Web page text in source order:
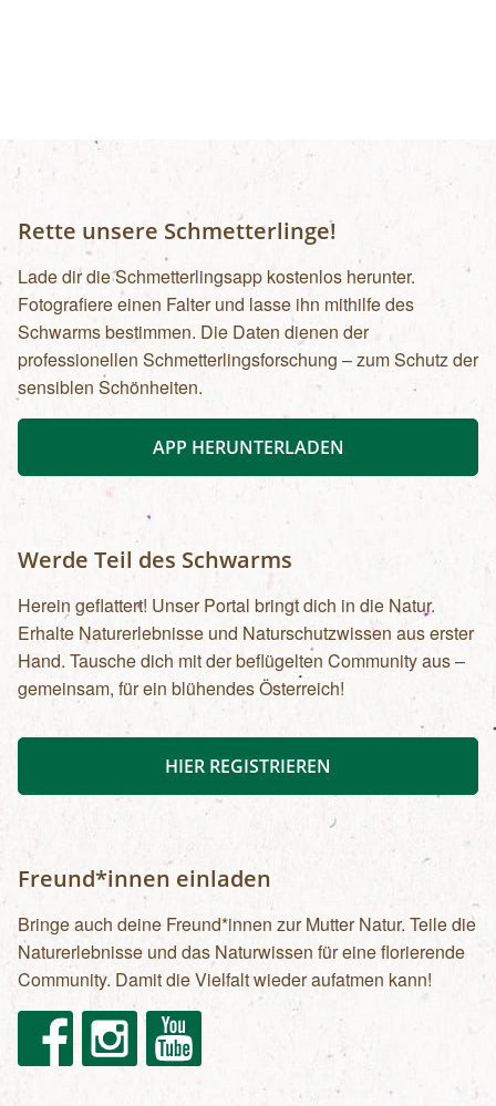
Rette unsere Schmetterlinge!
Lade dir die Schmetterlingsapp kostenlos herunter.
Fotografiere einen Falter und lasse ihn mithilfe des
Schwarms bestimmen. Die Daten dienen der
professionellen Schmetterlingsforschung – zum Schutz der
sensiblen Schönheiten.
APP HERUNTERLADEN
Werde Teil des Schwarms
Herein geflattert! Unser Portal bringt dich in die Natur.
Erhalte Naturerlebnisse und Naturschutzwissen aus erster
Hand. Tausche dich mit der beflügelten Community aus –
gemeinsam, für ein blühendes Österreich!
HIER REGISTRIEREN
Freund*innen einladen
Bringe auch deine Freund*innen zur Mutter Natur. Teile die
Naturerlebnisse und das Naturwissen für eine florierende
Community. Damit die Vielfalt wieder aufatmen kann!
FacebookInstagram Youtube